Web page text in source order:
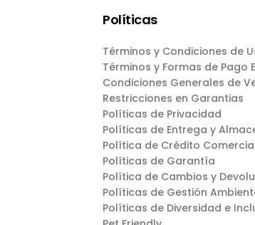
Políticas
Términos y Condiciones de
Términos y Formas de Pago
Condiciones Generales de
Restricciones en Garantias
Políticas de Privacidad
Políticas de Entrega y
Política de Crédito
Políticas de Garantía
Política de Cambios y
Políticas de Gestión
Políticas de Diversidad e